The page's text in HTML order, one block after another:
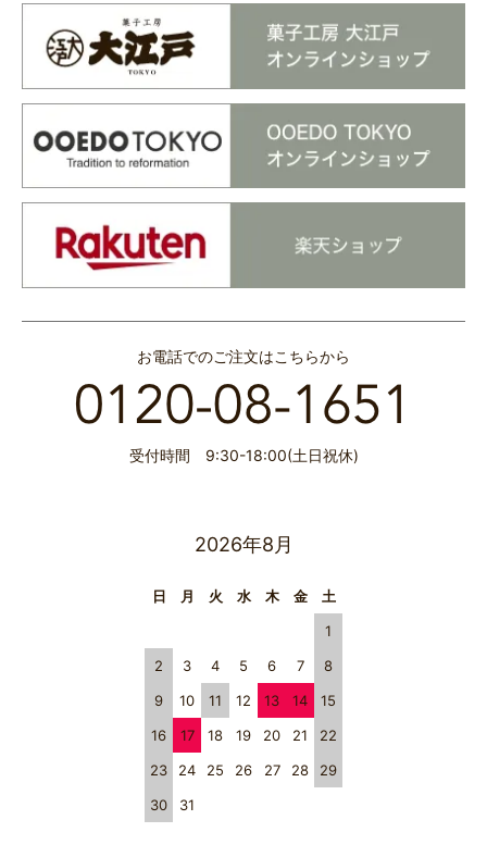
お電話でのご注文はこちらから
受付時間 9:30-18:00(土日祝休)
2026年8月
日 月 火 水 木 金
土
1
2
3 4 5 6 7
8
9
10 11 12 13 14
15
16
17 18 19 20 21
22
23
24 25 26 27 28
29
30
31